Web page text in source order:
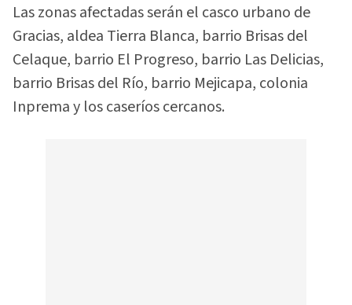
Las zonas afectadas serán el casco urbano de
Gracias, aldea Tierra Blanca, barrio Brisas del
Celaque, barrio El Progreso, barrio Las Delicias,
barrio Brisas del Río, barrio Mejicapa, colonia
Inprema y los caseríos cercanos.